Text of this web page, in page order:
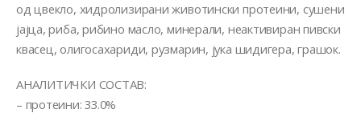
од цвекло, хидролизирани животински протеини, сушени
јајца, риба, рибино масло, минерали, неактивиран пивски
квасец, олигосахариди, рузмарин, јука шидигера, грашок.
АНАЛИТИЧКИ СОСТАВ:
– протеини: 33.0%